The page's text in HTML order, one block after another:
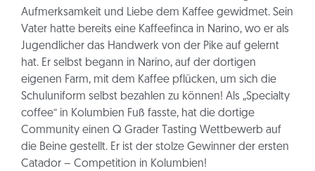
Aufmerksamkeit und Liebe dem Kaffee gewidmet. Sein
Vater hatte bereits eine Kaffeefinca in Narino, wo er als
Jugendlicher das Handwerk von der Pike auf gelernt
hat. Er selbst begann in Narino, auf der dortigen
eigenen Farm, mit dem Kaffee pflücken, um sich die
Schuluniform selbst bezahlen zu können! Als „Specialty
coffee“ in Kolumbien Fuß fasste, hat die dortige
Community einen Q Grader Tasting Wettbewerb auf
die Beine gestellt. Er ist der stolze Gewinner der ersten
Catador – Competition in Kolumbien!